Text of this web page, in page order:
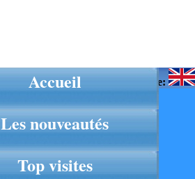
Langue:
Accueil
Les nouveautés
Top visites